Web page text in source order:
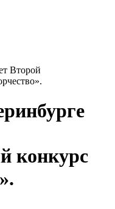
Второй
конкурс